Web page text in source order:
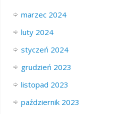
marzec 2024
luty 2024
styczeń 2024
grudzień 2023
listopad 2023
październik 2023